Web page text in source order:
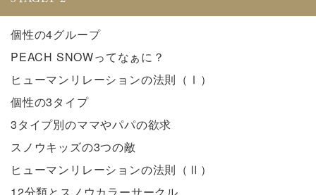
個性の4グループ
PEACH SNOWってなぁに？
ヒューマンリレーションの法則（Ⅰ）
個性の3タイプ
3タイプ別のママやパパの欲求
スノウキッズの3つの敵
ヒューマンリレーションの法則（Ⅱ）
12分類とスノウカラーサークル